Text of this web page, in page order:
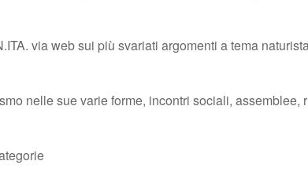
via web sui più svariati argomenti a tema
nelle sue varie forme, incontri sociali,